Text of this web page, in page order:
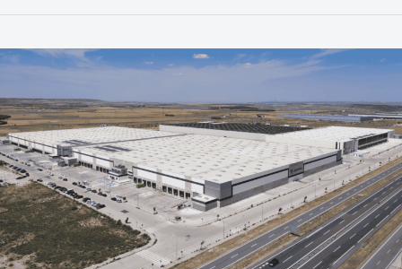
Proequity
Savills
comercializan
para
PATRIZIA
una
nave
logística